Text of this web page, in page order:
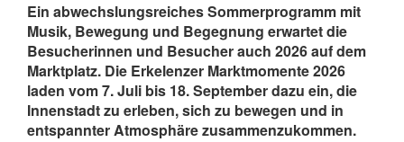
Ein abwechslungsreiches Sommerprogramm mit
Musik, Bewegung und Begegnung erwartet die
Besucherinnen und Besucher auch 2026 auf dem
Marktplatz. Die Erkelenzer Marktmomente 2026
laden vom 7. Juli bis 18. September dazu ein, die
Innenstadt zu erleben, sich zu bewegen und in
entspannter Atmosphäre zusammenzukommen.